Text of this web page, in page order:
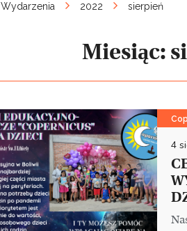
Wydarzenia 2022 sierpień
Miesiąc:
4